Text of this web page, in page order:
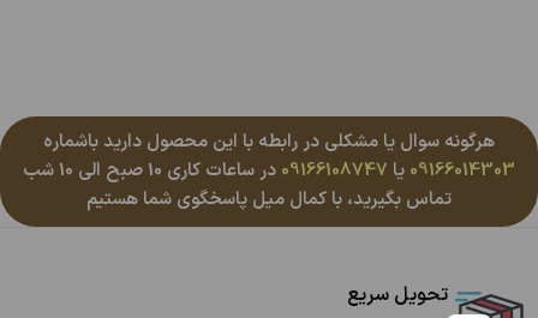
هرگونه سوال یا مشکلی در رابطه با این محصول دارید باشماره
09166014303 یا 09166108747
در ساعات کاری 10 صبح الی 10 شب
تماس بگیرید، با کمال میل پاسخگوی شما هستیم
تحویل سریع